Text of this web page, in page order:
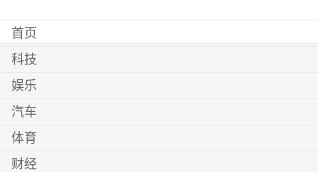
首页
科技
娱乐
汽车
体育
财经